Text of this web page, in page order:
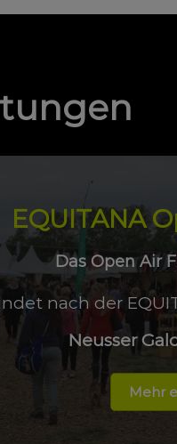
EQUITANA
Das Open Air
nach der
Neusser
Mehr